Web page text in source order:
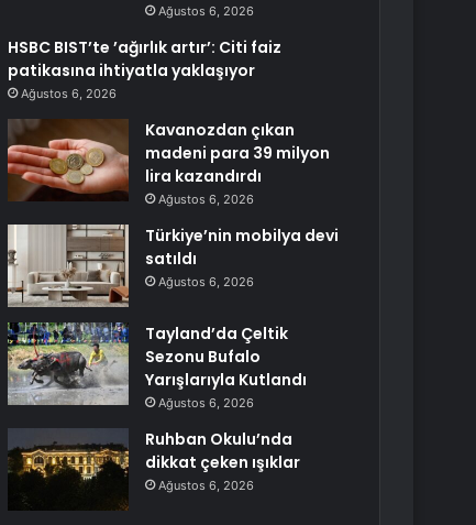
Ağustos 6, 2026
HSBC BIST’te ’ağırlık artır’: Citi faiz
patikasına ihtiyatla yaklaşıyor
Ağustos 6, 2026
Kavanozdan çıkan
madeni para 39 milyon
lira kazandırdı
Ağustos 6, 2026
Türkiye’nin mobilya devi
satıldı
Ağustos 6, 2026
Tayland’da Çeltik
Sezonu Bufalo
Yarışlarıyla Kutlandı
Ağustos 6, 2026
Ruhban Okulu’nda
dikkat çeken ışıklar
Ağustos 6, 2026